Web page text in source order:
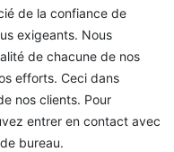
de la confiance de
exigeants. Nous
de chacune de nos
efforts. Ceci dans
nos clients. Pour
entrer en contact avec
bureau.